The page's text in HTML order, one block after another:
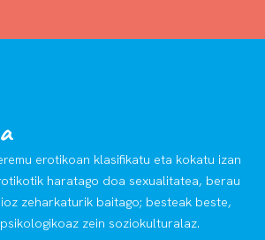
erotikoan klasifikatu eta kokatu izan
haratago doa sexualitatea, berau
zeharkaturik baitago; besteak beste,
zein soziokulturalaz.